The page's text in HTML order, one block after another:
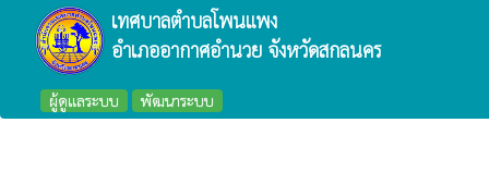
เทศบาลตำบลโพนแพง
อำเภออากาศอำนวย จังหวัดสกลนคร
ผู้ดูแลระบบ พัฒนาระบบ